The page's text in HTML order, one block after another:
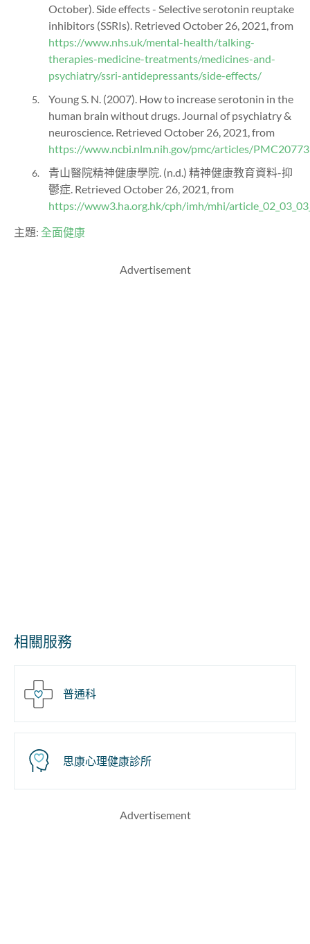
October). Side effects - Selective serotonin reuptake
inhibitors (SSRIs). Retrieved October 26, 2021, from
https://www.nhs.uk/mental-health/talking-
therapies-medicine-treatments/medicines-and-
psychiatry/ssri-antidepressants/side-effects/
Young S. N. (2007). How to increase serotonin in the
human brain without drugs. Journal of psychiatry &
neuroscience. Retrieved October 26, 2021, from
https://www.ncbi.nlm.nih.gov/pmc/articles/
青山醫院精神健康學院. (n.d.) 精神健康教育資料-抑
鬱症. Retrieved October 26, 2021, from
https://www3.ha.org.hk/cph/imh/mhi/
主題: 全面健康
Advertisement
相關服務
普通科
思康心理健康診所
Advertisement